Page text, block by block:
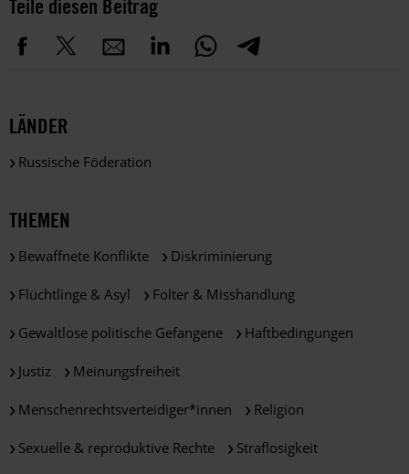
Teile diesen Beitrag
LÄNDER
Russische Föderation
THEMEN
Bewaffnete Konflikte Diskriminierung
Flüchtlinge & Asyl Folter & Misshandlung
Gewaltlose politische Gefangene Haftbedingungen
Justiz Meinungsfreiheit
Menschenrechtsverteidiger*innen Religion
Sexuelle & reproduktive Rechte Straflosigkeit